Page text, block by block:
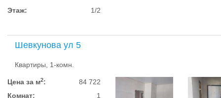
Этаж:
1/2
Шевкунова ул 5
Квартиры, 1-комн.
Цена за м2:
84 722
Комнат:
1